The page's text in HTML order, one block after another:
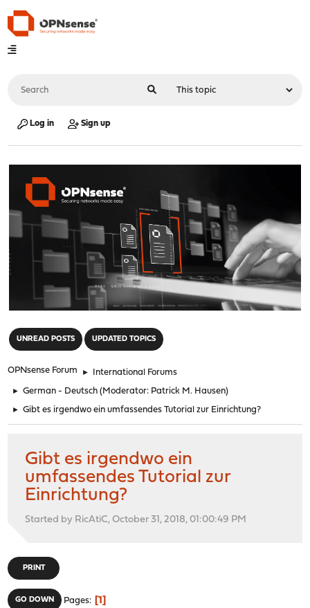
Log in Sign up
UNREAD POSTS UPDATED TOPICS
OPNsense Forum ► International Forums
► German - Deutsch (Moderator: Patrick M. Hausen)
► Gibt es irgendwo ein umfassendes Tutorial zur Einrichtung?
Gibt es irgendwo ein
umfassendes Tutorial zur
Einrichtung?
Started by RicAtiC, October 31, 2018, 01:00:49 PM
PRINT
GO DOWN Pages 1